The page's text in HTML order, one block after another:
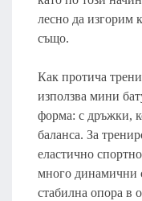
лесно да изгорим
също.
Как протича
използва мини
форма: с дръжки,
баланса. За
еластично
много динамични
стабилна опора в